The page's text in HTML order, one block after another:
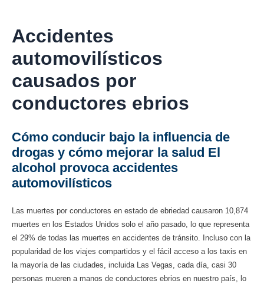
Accidentes
automovilísticos
causados ​​por
conductores ebrios
Cómo conducir bajo la influencia de
drogas y cómo mejorar la salud El
alcohol provoca accidentes
automovilísticos
Las muertes por conductores en estado de ebriedad causaron 10,874
muertes en los Estados Unidos solo el año pasado, lo que representa
el 29% de todas las muertes en accidentes de tránsito. Incluso con la
popularidad de los viajes compartidos y el fácil acceso a los taxis en
la mayoría de las ciudades, incluida Las Vegas, cada día, casi 30
personas mueren a manos de conductores ebrios en nuestro país, lo